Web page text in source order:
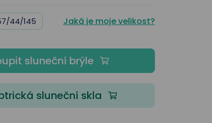
44/145 Jaká je moje velikost?
sluneční brýle
sluneční skla